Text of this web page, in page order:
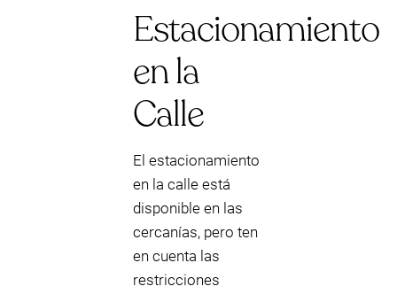
Estacionamiento
en la
Calle
El estacionamiento
en la calle está
disponible en las
cercanías, pero ten
en cuenta las
restricciones